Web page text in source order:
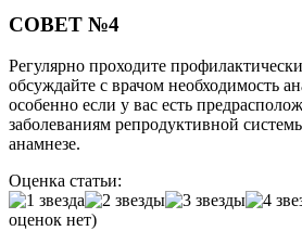
СОВЕТ №4
Регулярно проходите
обсуждайте с врачом необходимость
особенно если у вас есть
заболеваниям репродуктивной
анамнезе.
Оценка статьи:
оценок нет)